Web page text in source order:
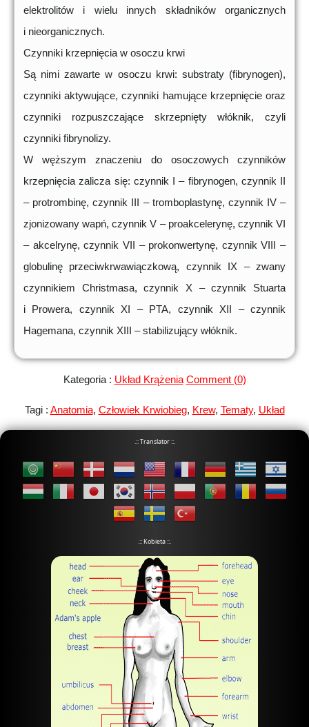
elektrolitów i wielu innych składników organicznych
i nieorganicznych.
Czynniki krzepnięcia w osoczu krwi
Są nimi zawarte w osoczu krwi: substraty (fibrynogen),
czynniki aktywujące, czynniki hamujące krzepnięcie oraz
czynniki rozpuszczające skrzepnięty włóknik, czyli
czynniki fibrynolizy.
W węższym znaczeniu do osoczowych czynników
krzepnięcia zalicza się: czynnik I – fibrynogen, czynnik II
– protrombinę, czynnik III – tromboplastynę, czynnik IV –
zjonizowany wapń, czynnik V – proakcelerynę, czynnik VI
– akcelrynę, czynnik VII – prokonwertynę, czynnik VIII –
globulinę przeciwkrwawiączkową, czynnik IX – zwany
czynnikiem Christmasa, czynnik X – czynnik Stuarta
i Prowera, czynnik XI – PTA, czynnik XII – czynnik
Hagemana, czynnik XIII – stabilizujący włóknik.
Kategoria : Układ Krążenia Comment (0)
Tagi : Anatomia, Człowiek Krwiobieg, Krew, Tematy, Układ
.:: Translator ::.
.:: Kobieta ::.